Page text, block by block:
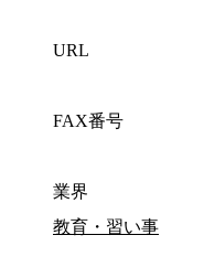
URL
FAX番号
業界
教育・習い事